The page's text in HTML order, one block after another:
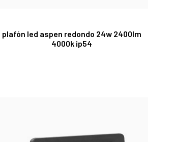
plafón led aspen redondo 24w 2400lm
4000k ip54